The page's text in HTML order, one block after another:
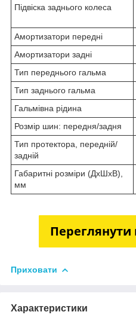
Підвіска заднього колеса
Амортизатори передні
Амортизатори задні
Тип переднього гальма
Тип заднього гальма
Гальмівна рідина
Розмір шин: передня/задня
Тип протектора, передній/
задній
Габаритні розміри (ДхШхВ),
мм
Приховати
Характеристики